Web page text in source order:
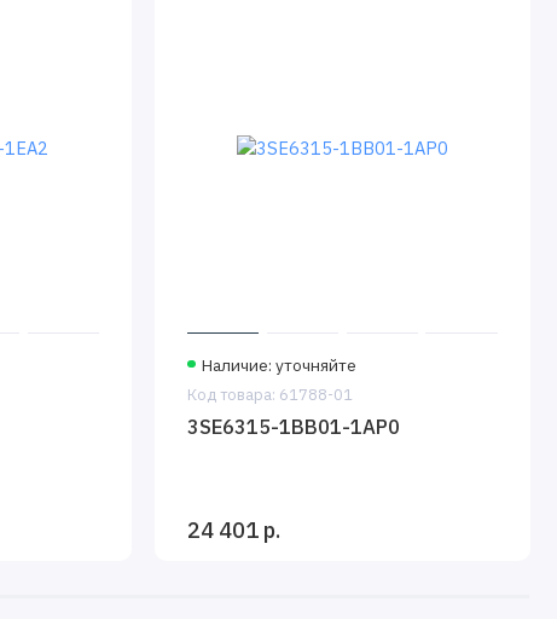
Наличие: уточняйте
Код товара: 61788-01
3SE6315-1BB01-1AP0
24 401 р.